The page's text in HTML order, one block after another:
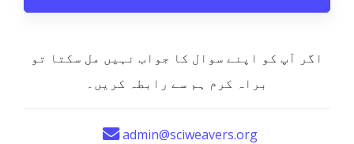
اگر آپ کو اپنے سوال کا جواب نہیں مل سکتا تو
براہ کرم ہم سے رابطہ کریں۔
admin@sciweavers.org